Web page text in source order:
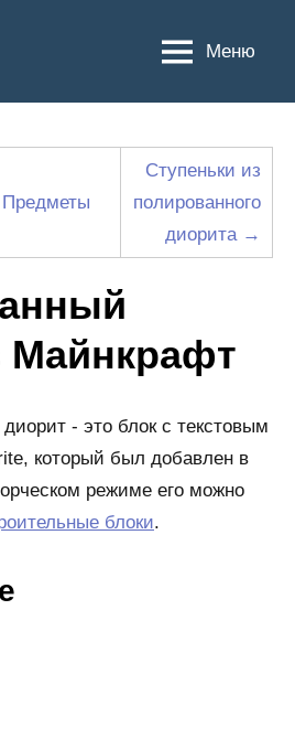
Меню
Предметы
Ступеньки из
полированного
диорита →
Майнкрафт
- это блок с текстовым
который был добавлен в
режиме его можно
блоки.